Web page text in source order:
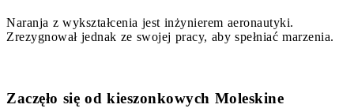
Naranja z wykształcenia jest inżynierem aeronautyki.
Zrezygnował jednak ze swojej pracy, aby spełniać marzenia.
Zaczęło się od kieszonkowych Moleskine